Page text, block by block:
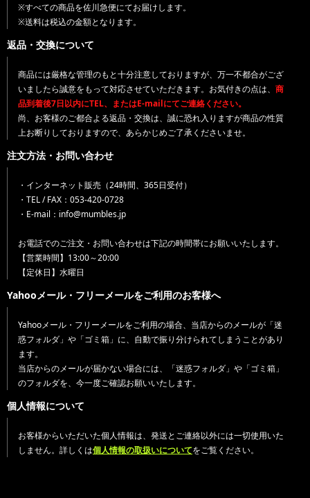
※すべての商品を佐川急便にてお届けします。
※送料は税込の金額となります。
返品・交換について
商品には厳格な管理のもと十分注意しておりますが、万一不都合がござ
いましたら誠意をもって対応させていただきます。お気付きの点は、 商
品到着後7日以内にTEL、またはE-mailにてご連絡ください。
尚、お客様のご都合よる返品・交換は、誠に恐れ入りますが商品の性質
上お断りしておりますので、あらかじめご了承くださいませ。
注文方法・お問い合わせ
・インターネット販売（24時間、365日受付）
・TEL / FAX：053-420-0728
・E-mail：info@mumbles.jp
お電話でのご注文・お問い合わせは下記の時間帯にお願いいたします。
【営業時間】13:00～20:00
【定休日】水曜日
Yahooメール・フリーメールをご利用のお客様へ
Yahooメール・フリーメールをご利用の場合、当店からのメールが「迷
惑フォルダ」や「ゴミ箱」に、自動で振り分けられてしまうことがあり
ます。
当店からのメールが届かない場合には、「迷惑フォルダ」や「ゴミ箱」
のフォルダを、今一度ご確認お願いいたします。
個人情報について
お客様からいただいた個人情報は、発送とご連絡以外には一切使用いた
しません。詳しくは個人情報の取扱いについてをご覧ください。